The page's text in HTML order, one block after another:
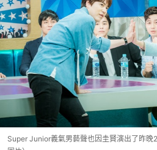
Super Junior義氣男藝聲也因圭賢演出了昨